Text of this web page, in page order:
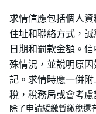
求情信應包括個人
住址和聯絡方式，
日期和罰款金額。
殊情況，並說明原
記。求情時應一併
稅，稅務局或會考慮
除了申請緩繳暫繳稅還